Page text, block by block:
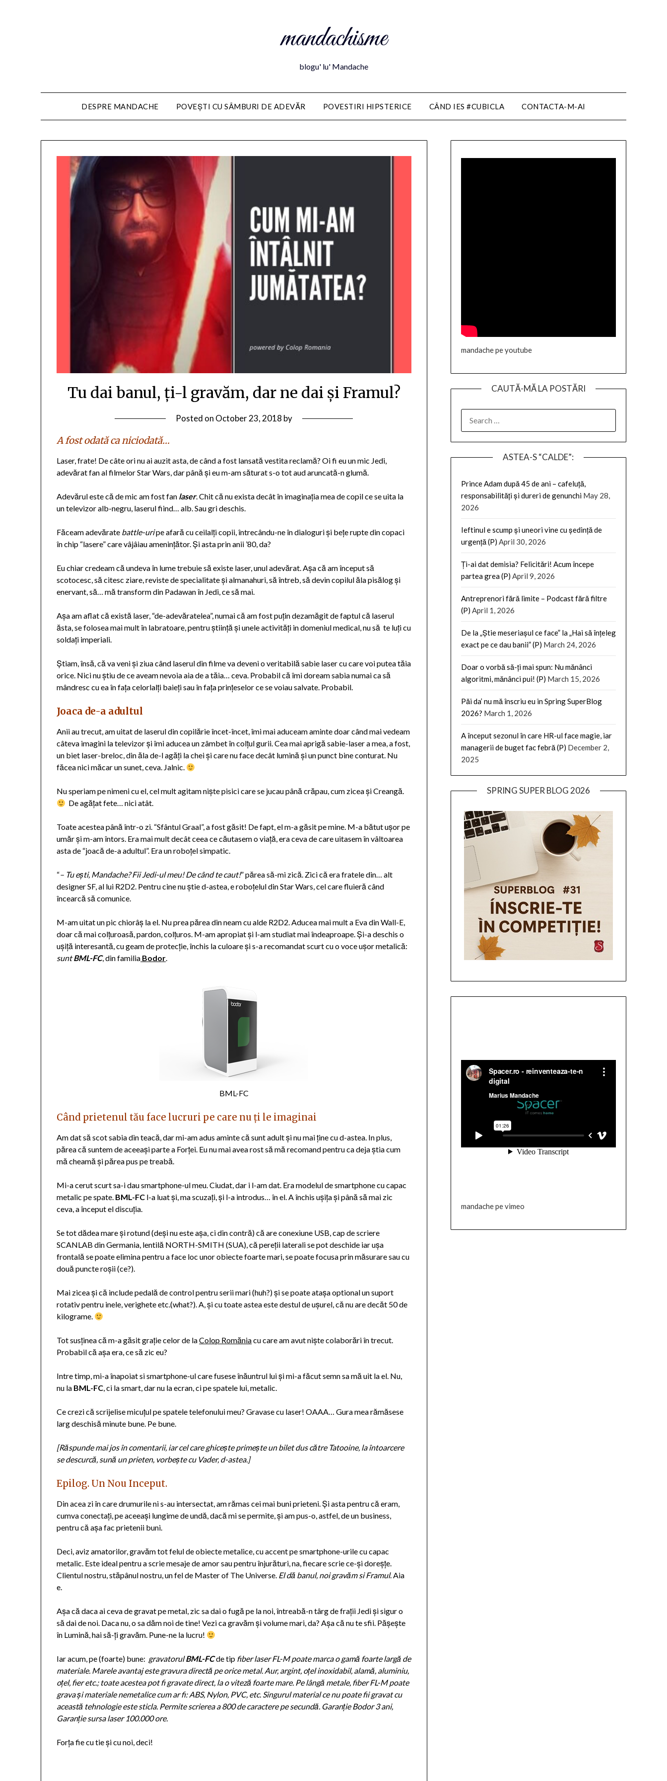
mandachisme
blogu' lu' Mandache
DESPRE MANDACHE POVEȘTI CU SÂMBURI DE ADEVĂR POVESTIRI HIPSTERICE CÂND IES #CUBICLA CONTACTA-M-AI
Tu dai banul, ți-l gravăm, dar ne dai și Framul?
Posted on October 23, 2018 by
A fost odată ca niciodată…
Laser, frate! De câte ori nu ai auzit asta, de când a fost lansată vestita reclamă? Oi fi eu un mic Jedi,
adevărat fan al filmelor Star Wars, dar până și eu m-am săturat s-o tot aud aruncată-n glumă.
Adevărul este că de mic am fost fan laser. Chit că nu exista decât în imaginația mea de copil ce se uita la
un televizor alb-negru, laserul fiind… alb. Sau gri deschis.
Făceam adevărate battle-uripe afară cu ceilalți copii, întrecându-ne în dialoguri și bețe rupte din copaci
în chip “lasere” care vâjâiau amenințător. Și asta prin anii ’80, da?
Eu chiar credeam că undeva în lume trebuie să existe laser, unul adevărat. Așa că am început să
scotocesc, să citesc ziare, reviste de specialitate și almanahuri, să întreb, să devin copilul ăla pisălog și
enervant, să… mă transform din Padawan în Jedi, ce să mai.
Așa am aflat că există laser, “de-adevăratelea”, numai că am fost puțin dezamăgit de faptul că laserul
ăsta, se folosea mai mult în labratoare, pentru știință și unele activități in domeniul medical, nu să te luți cu
soldați imperiali.
Știam, însă, că va veni și ziua când laserul din filme va deveni o veritabilă sabie laser cu care voi putea tăia
orice. Nici nu știu de ce aveam nevoia aia de a tăia… ceva. Probabil că îmi doream sabia numai ca să
mândresc cu ea în fața celorlalți baieți sau în fața prințeselor ce se voiau salvate. Probabil.
Joaca de-a adultul
Anii au trecut, am uitat de laserul din copilărie încet-încet, îmi mai aduceam aminte doar când mai vedeam
câteva imagini la televizor și îmi aducea un zâmbet în colțul gurii. Cea mai aprigă sabie-laser a mea, a fost,
un biet laser-breloc, din ăla de-l agăți la chei și care nu face decât lumină și un punct bine conturat. Nu
făcea nici măcar un sunet, ceva. Jalnic.
Nu speriam pe nimeni cu el, cel mult agitam niște pisici care se jucau până crăpau, cum zicea și Creangă.
De agățat fete… nici atât.
Toate acestea până într-o zi. “Sfântul Graal”, a fost găsit! De fapt, el m-a găsit pe mine. M-a bătut ușor pe
umăr și m-am întors. Era mai mult decât ceea ce căutasem o viață, era ceva de care uitasem în vâltoarea
asta de “joacă de-a adultul”. Era un roboțel simpatic.
“– Tu ești, Mandache? Fii Jedi-ul meu! De când te caut!” părea să-mi zică. Zici că era fratele din… alt
designer SF, al lui R2D2. Pentru cine nu știe d-astea, e roboțelul din Star Wars, cel care fluieră când
încearcă să comunice.
M-am uitat un pic chiorâș la el. Nu prea părea din neam cu alde R2D2. Aducea mai mult a Eva din Wall-E,
doar că mai colțuroasă, pardon, colțuros. M-am apropiat și l-am studiat mai îndeaproape. Și-a deschis o
ușiță interesantă, cu geam de protecție, închis la culoare și s-a recomandat scurt cu o voce ușor metalică:
suntBML-FC, din familia Bodor.
BML-FC
Când prietenul tău face lucruri pe care nu ți le imaginai
Am dat să scot sabia din teacă, dar mi-am adus aminte că sunt adult și nu mai ține cu d-astea. In plus,
părea că suntem de aceeași parte a Forței. Eu nu mai avea rost să mă recomand pentru ca deja știa cum
mă cheamă și părea pus pe treabă.
Mi-a cerut scurt sa-i dau smartphone-ul meu. Ciudat, dar i l-am dat. Era modelul de smartphone cu capac
metalic pe spate. BML-FC l-a luat și, ma scuzați, și l-a introdus… în el. A închis ușița și până să mai zic
ceva, a început el discuția.
Se tot dădea mare și rotund (deși nu este așa, ci din contră) că are conexiune USB,cap de scriere
SCANLAB din Germania, lentilă NORTH-SMITH (SUA), căpereții laterali se pot deschide iar ușa
frontală se poate elimina pentru a face loc unor obiecte foarte mari, se poate focusa prin măsurare sau cu
două puncte roșii (ce?).
Mai zicea și că include pedală de control pentru serii mari (huh?) și se poate atașa optional un suport
rotativ pentru inele, verighete etc.(what?). A, și cu toate astea este destul de ușurel, că nu are decăt 50 de
kilograme.
Tot susținea că m-a găsit grație celor de laColop Romăniacu care am avut niște colaborări în trecut.
Probabil că așa era, ce să zic eu?
Intre timp, mi-a înapoiat si smartphone-ul care fusese înăuntrul lui și mi-a făcut semn sa mă uit la el. Nu,
nu la BML-FC, ci la smart, dar nu la ecran, ci pe spatele lui, metalic.
Ce crezi că scrijelise micuțul pe spatele telefonului meu? Gravase cu laser! OAAA… Gura mea rămăsese
larg deschisă minute bune. Pe bune.
[Răspunde mai jos în comentarii, iar cel care ghicește primește un bilet dus către Tatooine, la întoarcere
se descurcă, sună un prieten, vorbește cu Vader, d-astea.]
Epilog. Un Nou Inceput.
Din acea zi în care drumurile ni s-au intersectat, am rămas cei mai buni prieteni. Și asta pentru că eram,
cumva conectați, pe aceeași lungime de undă, dacă mi se permite, și am pus-o, astfel, de un business,
pentru că așa fac prietenii buni.
Deci, aviz amatorilor, gravăm tot felul de obiecte metalice, cu accent pe smartphone-urile cu capac
metalic. Este ideal pentru a scrie mesaje de amor sau pentru înjurături, na, fiecare scrie ce-și doreșțe.
Clientul nostru, stăpânul nostru, un fel de Master of The Universe. El dă banul, noi gravăm si Framul. Aia
e.
Așa că daca ai ceva de gravat pe metal, zic sa dai o fugă pe la noi, întreabă-n târg de frații Jedi și sigur o
să dai de noi. Daca nu, o sa dăm noi de tine! Vezi ca gravăm și volume mari, da? Așa că nu te sfii. Pășește
în Lumină, hai să-ți gravăm. Pune-ne la lucru!
Iar acum, pe (foarte) bune: gravatorulBML-FCde tip fiber laser FL-M poate marca o gamă foarte largă de
materiale. Marele avantaj este gravura directă pe orice metal. Aur, argint, oțel inoxidabil, alamă, aluminiu,
oțel, fier etc.; toate acestea pot fi gravate direct, la o viteză foarte mare. Pe lângă metale, fiber FL-M poate
grava și materiale nemetalice cum ar fi: ABS, Nylon, PVC, etc. Singurul material ce nu poate fii gravat cu
această tehnologie este sticla. Permite scrierea a 800 de caractere pe secundă. Garanție Bodor 3 ani,
Garanție sursa laser 100.000 ore.
Forța fie cu tie și cu noi, deci!
mandache pe youtube
CAUTĂ-MĂ LA POSTĂRI
FOR:
ASTEA-S “CALDE”:
Prince Adam după 45 de ani – cafeluță,
responsabilități și dureri de genunchi May 28,
2026
Ieftinul e scump și uneori vine cu ședință de
urgență (P) April 30, 2026
Ți-ai dat demisia? Felicitări! Acum începe
partea grea (P) April 9, 2026
Antreprenori fără limite – Podcast fără filtre
(P) April 1, 2026
De la „Știe meseriașul ce face” la „Hai să înțeleg
exact pe ce dau banii” (P) March 24, 2026
Doar o vorbă să-ți mai spun: Nu mănânci
algoritmi, mănânci pui! (P) March 15, 2026
Păi da’ nu mă înscriu eu in Spring SuperBlog
2026? March 1, 2026
A început sezonul în care HR-ul face magie, iar
managerii de buget fac febră (P) December 2,
2025
SPRING SUPER BLOG 2026
mandache pe vimeo